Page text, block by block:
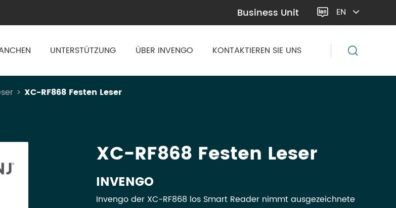
Business Unit  EN
UNTERSTÜTZUNG ÜBER INVENGO KONTAKTIEREN SIE UNS
XC-RF868 Festen Leser
XC-RF868 Festen Leser
INVENGO
Invengo der XC-RF868 los Smart Reader nimmt ausgezeichnete